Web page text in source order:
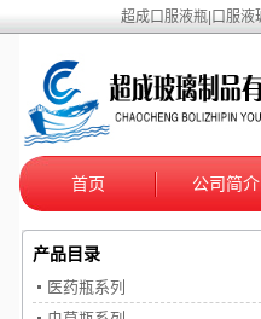
超成口服液瓶|口服液
首页 公司简介
产品目录
医药瓶系列